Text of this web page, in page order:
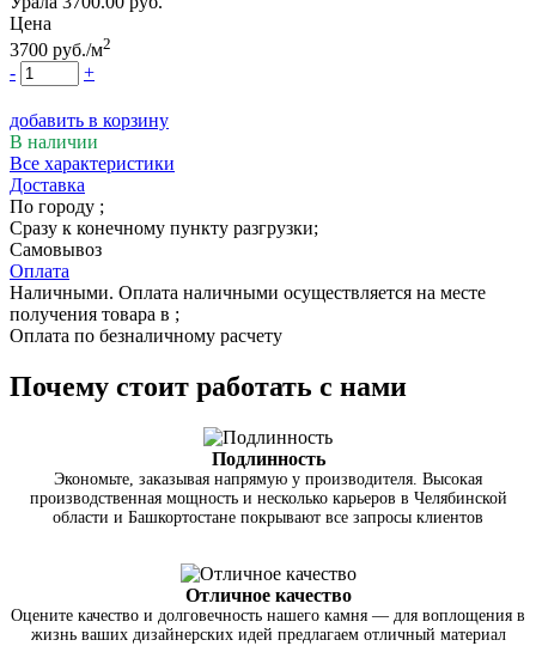
Цена
3700 руб./м2
- +
добавить в корзину
В наличии
Все характеристики
Доставка
По городу ;
Сразу к конечному пункту разгрузки;
Самовывоз
Оплата
Наличными. Оплата наличными осуществляется на месте
получения товара в ;
Оплата по безналичному расчету
Почему стоит работать с нами
Подлинность
Экономьте, заказывая напрямую у производителя. Высокая
производственная мощность и несколько карьеров в Челябинской
области и Башкортостане покрывают все запросы клиентов
Отличное качество
Оцените качество и долговечность нашего камня — для воплощения в
жизнь ваших дизайнерских идей предлагаем отличный материал